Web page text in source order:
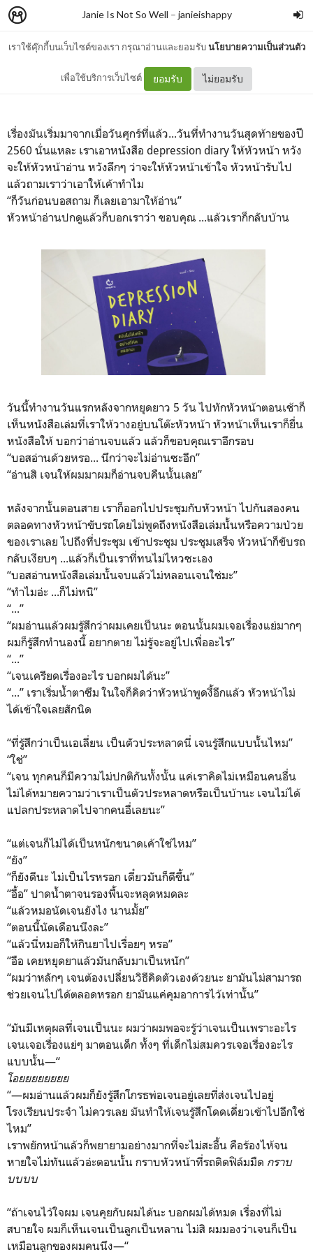
เราใช้คุ๊กกี้บนเว็บไซต์ของเรา กรุณาอ่านและยอมรับนโยบายความเป็นส่วนตัว
เพื่อใช้บริการเว็บไซต์ ยอมรับ ไม่ยอมรับ
Janie Is Not So Well – janieishappy
หัวหน้าผู้แสนดี 2
เรื่องมันเริ่มมาจากเมื่อวันศุกร์ที่แล้ว...วันที่ทำงานวันสุดท้ายของปี
2560 นั่นแหละ เราเอาหนังสือ depression diary ให้หัวหน้า หวัง
จะให้หัวหน้าอ่าน หวังลึกๆ ว่าจะให้หัวหน้าเข้าใจ หัวหน้ารับไป
แล้วถามเราว่าเอาให้เค้าทำไม
“ก็วันก่อนบอสถาม ก็เลยเอามาให้อ่าน”
หัวหน้าอ่านปกดูแล้วก็บอกเราว่า ขอบคุณ ...แล้วเราก็กลับบ้าน
วันนี้ทำงานวันแรกหลังจากหยุดยาว 5 วัน ไปทักหัวหน้าตอนเช้าก็
เห็นหนังสือเล่มที่เราให้วางอยู่บนโต๊ะหัวหน้า หัวหน้าเห็นเราก็ยื่น
หนังสือให้ บอกว่าอ่านจบแล้ว แล้วก็ขอบคุณเราอีกรอบ
“บอสอ่านด้วยหรอ... นึกว่าจะไม่อ่านซะอีก”
“อ่านสิ เจนให้ผมมาผมก็อ่านจบคืนนั้นเลย”
หลังจากนั้นตอนสาย เราก็ออกไปประชุมกับหัวหน้า ไปกันสองคน
ตลอดทางหัวหน้าขับรถโดยไม่พูดถึงหนังสือเล่มนั้นหรือความป่วย
ของเราเลย ไปถึงที่ประชุม เข้าประชุม ประชุมเสร็จ หัวหน้าก็ขับรถ
กลับเงียบๆ ...แล้วก็เป็นเราที่ทนไม่ไหวซะเอง
“บอสอ่านหนังสือเล่มนั้นจบแล้วไม่หลอนเจนใช่มะ”
“ทำไมอ่ะ ...ก็ไม่หนิ”
“...”
“ผมอ่านแล้วผมรู้สึกว่าผมเคยเป็นนะ ตอนนั้นผมเจอเรื่องแย่มากๆ
ผมก็รู้สึกทำนองนี้ อยากตาย ไม่รู้จะอยู่ไปเพื่ออะไร”
“...”
“เจนเครียดเรื่องอะไร บอกผมได้นะ”
“...” เราเริ่มน้ำตาซึม ในใจก็คิดว่าหัวหน้าพูดงี้อีกแล้ว หัวหน้าไม่
ได้เข้าใจเลยสักนิด
“ที่รู้สึกว่าเป็นเอเลี่ยน เป็นตัวประหลาดนี่ เจนรู้สึกแบบนั้นไหม”
“ใช่”
“เจน ทุกคนก็มีความไม่ปกติกันทั้งนั้น แค่เราคิดไม่เหมือนคนอื่น
ไม่ได้หมายความว่าเราเป็นตัวประหลาดหรือเป็นบ้านะ เจนไม่ได้
แปลกประหลาดไปจากคนอื่เลยนะ”
“แต่เจนก็ไม่ได้เป็นหนักขนาดเค้าใช่ไหม”
“ยัง”
“ก็ยังดีนะ ไม่เป็นไรหรอก เดี๋ยวมันก็ดีขึ้น”
“อื้อ” ปาดน้ำตาจนรองพื้นจะหลุดหมดละ
“แล้วหมอนัดเจนยังไง นานมั้ย”
“ตอนนี้นัดเดือนนึงละ”
“แล้วนี่หมอก็ให้กินยาไปเรื่อยๆ หรอ”
“อือ เคยหยุดยาแล้วมันกลับมาเป็นหนัก”
“ผมว่าหลักๆ เจนต้องเปลี่ยนวิธีคิดตัวเองด้วยนะ ยามันไม่สามารถ
ช่วยเจนไปได้ตลอดหรอก ยามันแค่คุมอาการไว้เท่านั้น”
“มันมีเหตุผลที่เจนเป็นนะ ผมว่าผมพอจะรู้ว่าเจนเป็นเพราะอะไร
เจนเจอเรื่องแย่ๆ มาตอนเด็ก ทั้งๆ ที่เด็กไม่สมควรเจอเรื่องอะไร
แบบนั้น—“
โอยยยยยยยย
“—ผมอ่านแล้วผมก็ยังรู้สึกโกรธพ่อเจนอยู่เลยที่ส่งเจนไปอยู่
โรงเรียนประจำ ไม่ควรเลย มันทำให้เจนรู้สึกโดดเดี่ยวเข้าไปอีกใช่
ไหม”
เราพยักหน้าแล้วก็พยายามอย่างมากที่จะไม่สะอื้น คือร้องไห้จน
หายใจไม่ทันแล้วอ่ะตอนนั้น กราบหัวหน้าที่รถติดฟิล์มมืด กราบ
บบบบ
“ถ้าเจนไว้ใจผม เจนคุยกับผมได้นะ บอกผมได้หมด เรื่องที่ไม่
สบายใจ ผมก็เห็นเจนเป็นลูกเป็นหลาน ไม่สิ ผมมองว่าเจนก็เป็น
เหมือนลูกของผมคนนึง—“